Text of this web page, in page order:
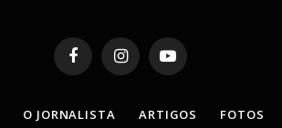
FacebookInstagramYouTube
O JORNALISTA ARTIGOS FOTOS